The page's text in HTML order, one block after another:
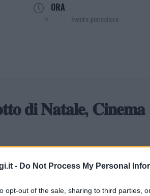
- Do Not Process My Personal
opt-out of the sale, sharing to third parties,
ORA
Evento giornaliero
𝐝𝐢 𝐍𝐚𝐭𝐚𝐥𝐞, 𝐂𝐢𝐧𝐞𝐦𝐚
𝐄𝐝𝐢𝐭𝐢𝐨𝐧
12 Dicembre ore 16:00 |